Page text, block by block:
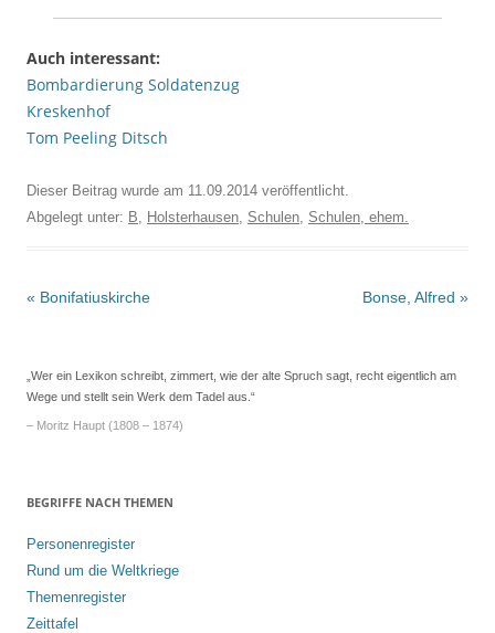
Auch interessant:
Bombardierung Soldatenzug
Kreskenhof
Tom Peeling Ditsch
Dieser Beitrag wurde am 11.09.2014 veröffentlicht.
Abgelegt unter: B Holsterhausen Schulen Schulen, ehem.
Beitrags-
« Bonifatiuskirche Bonse, Alfred »
„Wer ein Lexikon schreibt, zimmert, wie der alte Spruch sagt, recht eigentlich am
Wege und stellt sein Werk dem Tadel aus.“
– Moritz Haupt (1808 – 1874)
BEGRIFFE NACH THEMEN
Personenregister
Rund um die Weltkriege
Themenregister
Zeittafel